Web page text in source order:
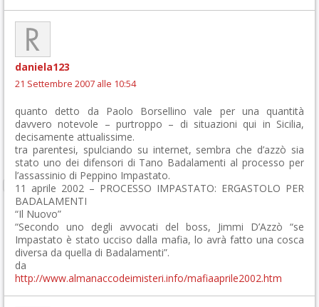
daniela123
21 Settembre 2007 alle 10:54
quanto detto da Paolo Borsellino vale per una quantità
davvero notevole – purtroppo – di situazioni qui in Sicilia,
decisamente attualissime.
tra parentesi, spulciando su internet, sembra che d’azzò sia
stato uno dei difensori di Tano Badalamenti al processo per
l’assassinio di Peppino Impastato.
11 aprile 2002 – PROCESSO IMPASTATO: ERGASTOLO PER
BADALAMENTI
“Il Nuovo”
“Secondo uno degli avvocati del boss, Jimmi D’Azzò “se
Impastato è stato ucciso dalla mafia, lo avrà fatto una cosca
diversa da quella di Badalamenti”.
da
http://www.almanaccodeimisteri.info/mafiaaprile2002.htm